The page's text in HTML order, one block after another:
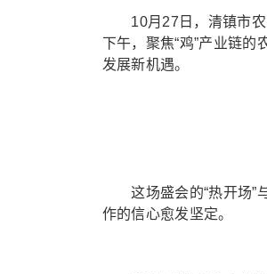
10月27日，清镇市农
下午，聚焦“鸡”产业链
发展新机遇。
这场盛会的“热开场”与
作的信心愈发坚定。